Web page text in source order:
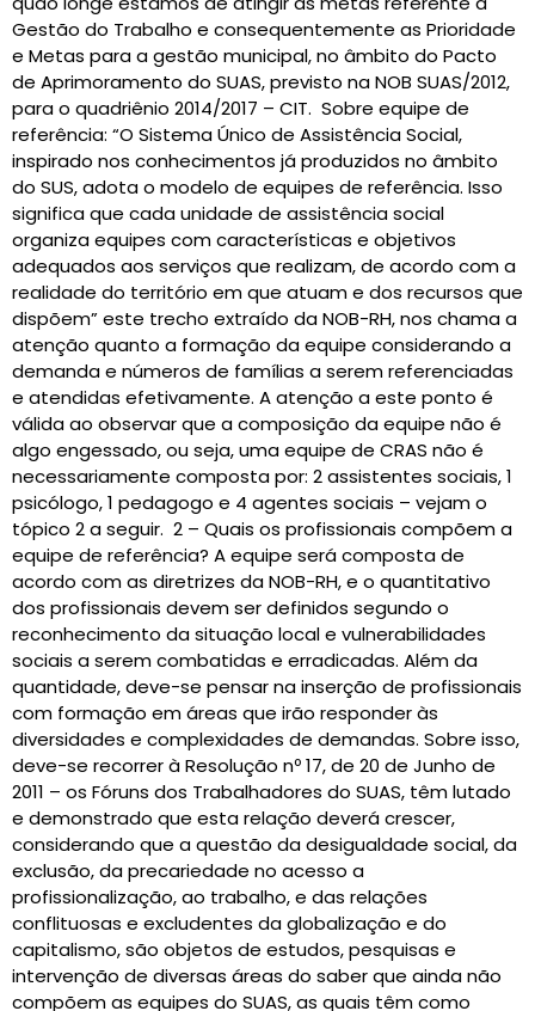
Gestão do Trabalho e consequentemente as Prioridade
e Metas para a gestão municipal, no âmbito do Pacto
de Aprimoramento do SUAS, previsto na NOB SUAS/2012,
para o quadriênio 2014/2017 – CIT. Sobre equipe de
referência: “O Sistema Único de Assistência Social,
inspirado nos conhecimentos já produzidos no âmbito
do SUS, adota o modelo de equipes de referência. Isso
significa que cada unidade de assistência social
organiza equipes com características e objetivos
adequados aos serviços que realizam, de acordo com a
realidade do território em que atuam e dos recursos que
dispõem” este trecho extraído da NOB-RH, nos chama a
atenção quanto a formação da equipe considerando a
demanda e números de famílias a serem referenciadas
e atendidas efetivamente. A atenção a este ponto é
válida ao observar que a composição da equipe não é
algo engessado, ou seja, uma equipe de CRAS não é
necessariamente composta por: 2 assistentes sociais, 1
psicólogo, 1 pedagogo e 4 agentes sociais – vejam o
tópico 2 a seguir. 2 – Quais os profissionais compõem a
equipe de referência? A equipe será composta de
acordo com as diretrizes da NOB-RH, e o quantitativo
dos profissionais devem ser definidos segundo o
reconhecimento da situação local e vulnerabilidades
sociais a serem combatidas e erradicadas. Além da
quantidade, deve-se pensar na inserção de profissionais
com formação em áreas que irão responder às
diversidades e complexidades de demandas. Sobre isso,
deve-se recorrer à Resolução nº 17, de 20 de Junho de
2011 – os Fóruns dos Trabalhadores do SUAS, têm lutado
e demonstrado que esta relação deverá crescer,
considerando que a questão da desigualdade social, da
exclusão, da precariedade no acesso a
profissionalização, ao trabalho, e das relações
conflituosas e excludentes da globalização e do
capitalismo, são objetos de estudos, pesquisas e
intervenção de diversas áreas do saber que ainda não
compõem as equipes do SUAS, as quais têm como